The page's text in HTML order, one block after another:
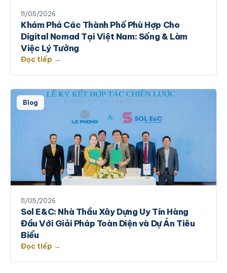
11/05/2026
Khám Phá Các Thành Phố Phù Hợp Cho
Digital Nomad Tại Việt Nam: Sống & Làm
Việc Lý Tưởng
Đọc tiếp →
Blog
11/05/2026
Sol E&C: Nhà Thầu Xây Dựng Uy Tín Hàng
Đầu Với Giải Pháp Toàn Diện và Dự Án Tiêu
Biểu
Đọc tiếp →